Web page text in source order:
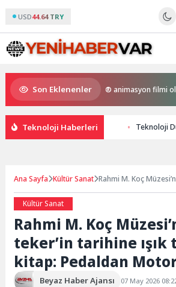
USD44.64 TRY
Son Eklenenler
Kral Türkiye’nin ilk IMAX® animasyon filmi oluyor
Teknoloji Haberleri Teknoloji
Ana Sayfa Kültür Sanat Rahmi M. Koç Müzesi’nden ‘iki
Kültür Sanat
Rahmi M. Koç
teker’in tarihine ışık
kitap: Pedaldan
Beyaz Haber Ajansı
07 May 2026